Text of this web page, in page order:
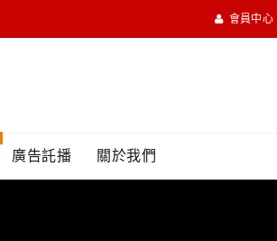
會員中心
廣告託播 關於我們